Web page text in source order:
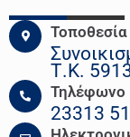
Τοποθεσία
Τ.Κ.
Τηλέφωνο
23313